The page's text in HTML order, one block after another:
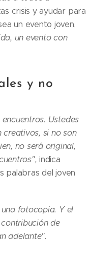
crisis y ayudar para
un evento joven,
un evento con
y no
Ustedes
creativos, si no son
no será original,
indica
palabras del joven
fotocopia. Y el
de
adelante".